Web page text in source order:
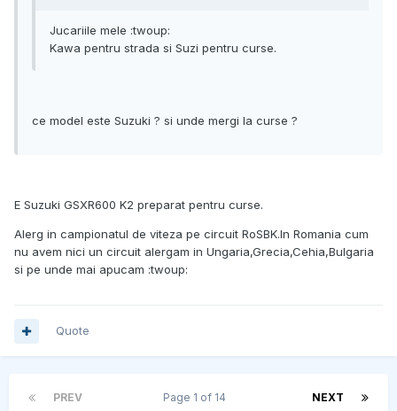
Jucariile mele :twoup:
Kawa pentru strada si Suzi pentru curse.
ce model este Suzuki ? si unde mergi la curse ?
E Suzuki GSXR600 K2 preparat pentru curse.
Alerg in campionatul de viteza pe circuit RoSBK.In Romania cum
nu avem nici un circuit alergam in Ungaria,Grecia,Cehia,Bulgaria
si pe unde mai apucam :twoup:
Quote
PREV NEXT
Page 1 of 14